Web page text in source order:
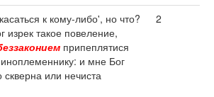
к кому-либо', но что?
изрек такое повеление,
припеплятися
и мне Бог
скверна или нечиста
2